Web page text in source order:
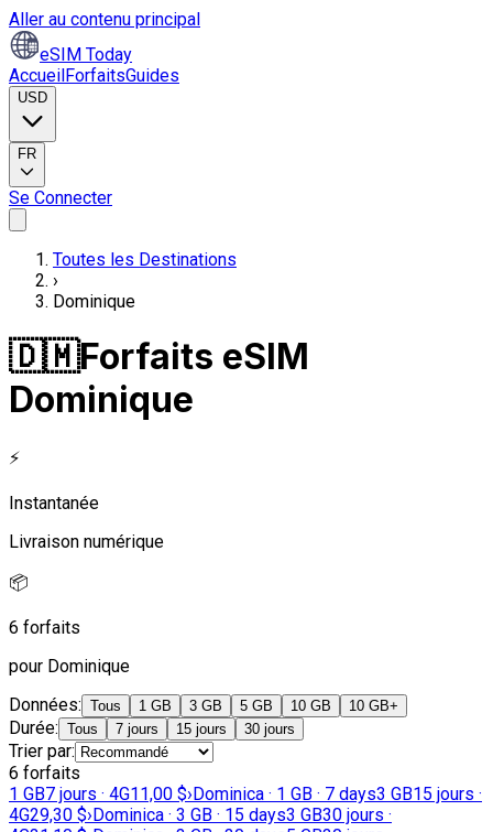
Aller au contenu principal
eSIM Today
AccueilForfaitsGuides
USD
FR
Se Connecter
Toutes les Destinations
›
Dominique
🇩🇲Forfaits eSIM
Dominique
⚡
Instantanée
Livraison numérique
📦
6 forfaits
pour Dominique
Données: Tous 1 GB 3 GB 5 GB 10 GB 10 GB+
Durée: Tous 7 jours 15 jours 30 jours
Trier par:
6 forfaits
1 GB7 jours · 4G11,00 $›Dominica · 1 GB · 7 days3 GB15 jours ·
4G29,30 $›Dominica · 3 GB · 15 days3 GB30 jours ·